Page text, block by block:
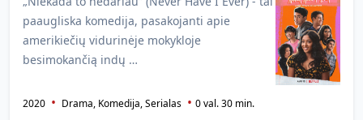
paaugliska komedija, pasakojanti apie
amerikiečių vidurinėje mokykloje
besimokančią indų …
2020 Drama, Komedija, Serialas 0 val. 30 min.